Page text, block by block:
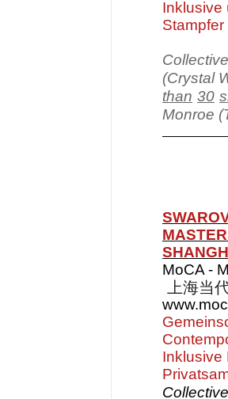
Inklusive
(Crystal
than 30
Monroe
MoCA -
上海当
Inklusive